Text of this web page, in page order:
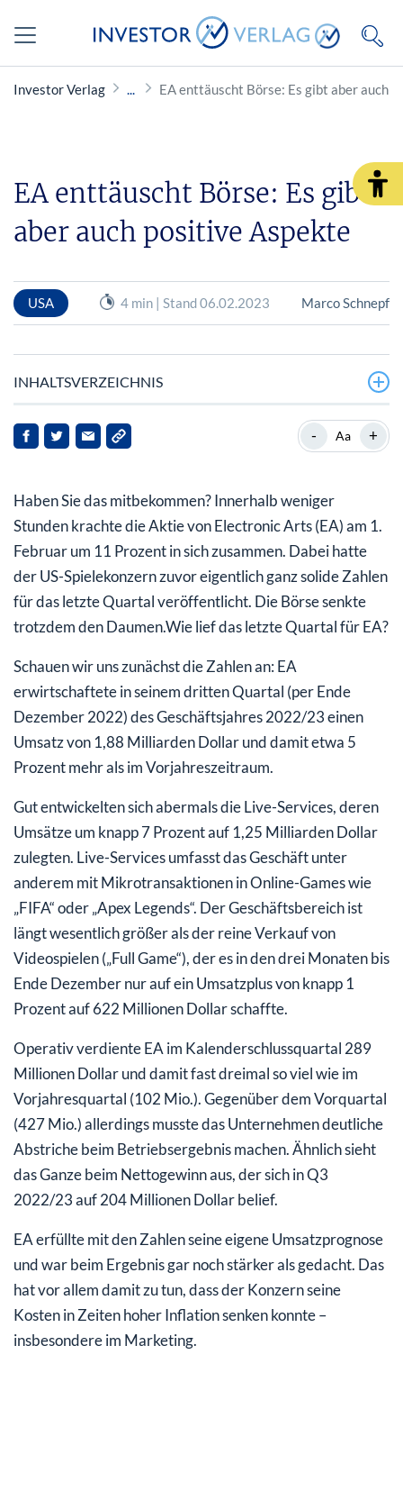
Investor Verlag EA enttäuscht Börse: Es gibt aber auch
EA enttäuscht Börse: Es gibt
aber auch positive Aspekte
USA 4 min | Stand 06.02.2023 Marco Schnepf
INHALTSVERZEICHNIS
Aber wo drückt jetzt der Schuh?
Warum es auch positive Aspekte gibt
- Aa +
Haben Sie das mitbekommen? Innerhalb weniger
Stunden krachte die Aktie von Electronic Arts (EA) am 1.
Februar um 11 Prozent in sich zusammen. Dabei hatte
der US-Spielekonzern zuvor eigentlich ganz solide Zahlen
für das letzte Quartal veröffentlicht. Die Börse senkte
trotzdem den Daumen.Wie lief das letzte Quartal für EA?
Schauen wir uns zunächst die Zahlen an: EA
erwirtschaftete in seinem dritten Quartal (per Ende
Dezember 2022) des Geschäftsjahres 2022/23 einen
Umsatz von 1,88 Milliarden Dollar und damit etwa 5
Prozent mehr als im Vorjahreszeitraum.
Gut entwickelten sich abermals die Live-Services, deren
Umsätze um knapp 7 Prozent auf 1,25 Milliarden Dollar
zulegten. Live-Services umfasst das Geschäft unter
anderem mit Mikrotransaktionen in Online-Games wie
„FIFA“ oder „Apex Legends“. Der Geschäftsbereich ist
längt wesentlich größer als der reine Verkauf von
Videospielen („Full Game“), der es in den drei Monaten bis
Ende Dezember nur auf ein Umsatzplus von knapp 1
Prozent auf 622 Millionen Dollar schaffte.
Operativ verdiente EA im Kalenderschlussquartal 289
Millionen Dollar und damit fast dreimal so viel wie im
Vorjahresquartal (102 Mio.). Gegenüber dem Vorquartal
(427 Mio.) allerdings musste das Unternehmen deutliche
Abstriche beim Betriebsergebnis machen. Ähnlich sieht
das Ganze beim Nettogewinn aus, der sich in Q3
2022/23 auf 204 Millionen Dollar belief.
EA erfüllte mit den Zahlen seine eigene Umsatzprognose
und war beim Ergebnis gar noch stärker als gedacht. Das
hat vor allem damit zu tun, dass der Konzern seine
Kosten in Zeiten hoher Inflation senken konnte –
insbesondere im Marketing.